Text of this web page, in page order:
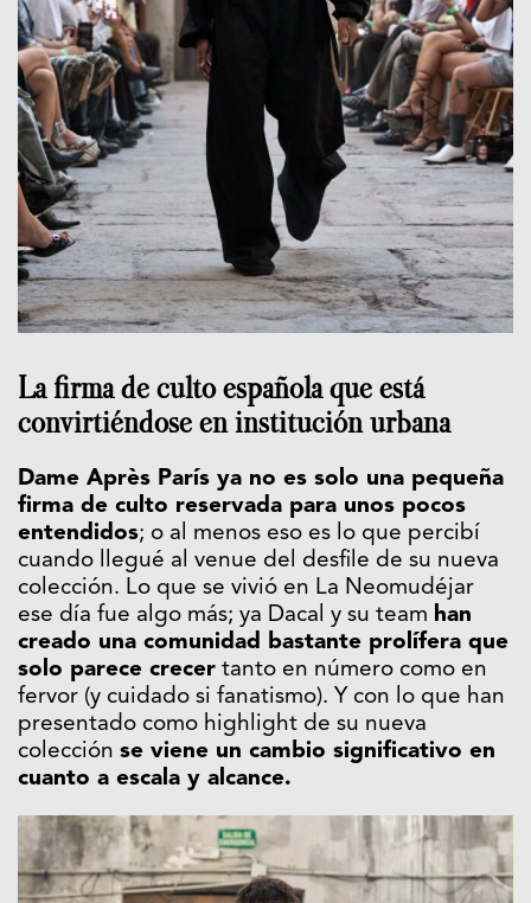
La firma de culto española que está
convirtiéndose en institución urbana
Dame Après París ya no es solo una pequeña
firma de culto reservada para unos pocos
entendidos; o al menos eso es lo que percibí
cuando llegué al venue del desfile de su nueva
colección. Lo que se vivió en La Neomudéjar
ese día fue algo más; ya Dacal y su team han
creado una comunidad bastante prolífera que
solo parece crecer tanto en número como en
fervor (y cuidado si fanatismo). Y con lo que han
presentado como highlight de su nueva
colección se viene un cambio significativo en
cuanto a escala y alcance.